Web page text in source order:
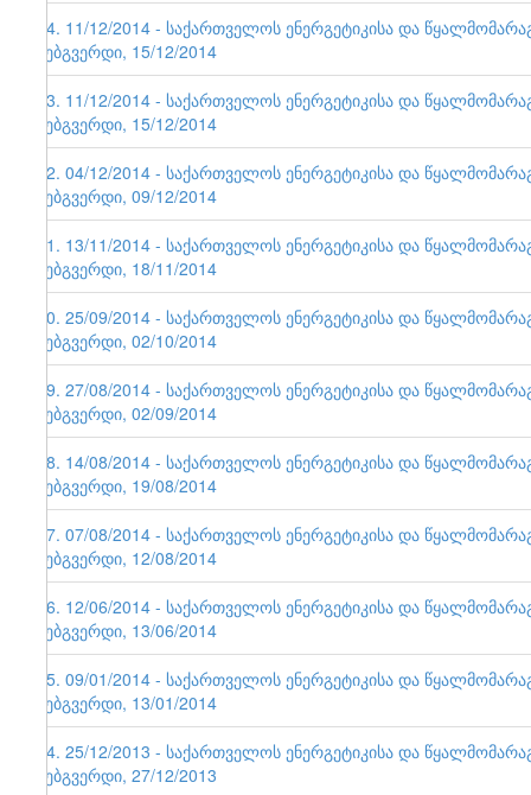
64. 11/12/2014 - საქართველოს ენერგეტიკისა და
ვებგვერდი, 15/12/2014
63. 11/12/2014 - საქართველოს ენერგეტიკისა და
ვებგვერდი, 15/12/2014
62. 04/12/2014 - საქართველოს ენერგეტიკისა და
ვებგვერდი, 09/12/2014
61. 13/11/2014 - საქართველოს ენერგეტიკისა და
ვებგვერდი, 18/11/2014
60. 25/09/2014 - საქართველოს ენერგეტიკისა და
ვებგვერდი, 02/10/2014
59. 27/08/2014 - საქართველოს ენერგეტიკისა და
ვებგვერდი, 02/09/2014
58. 14/08/2014 - საქართველოს ენერგეტიკისა და
ვებგვერდი, 19/08/2014
57. 07/08/2014 - საქართველოს ენერგეტიკისა და
ვებგვერდი, 12/08/2014
56. 12/06/2014 - საქართველოს ენერგეტიკისა და
ვებგვერდი, 13/06/2014
55. 09/01/2014 - საქართველოს ენერგეტიკისა და
ვებგვერდი, 13/01/2014
54. 25/12/2013 - საქართველოს ენერგეტიკისა და
ვებგვერდი, 27/12/2013